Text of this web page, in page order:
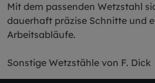
Mit dem passenden Wetzstahl
dauerhaft präzise Schnitte und
Arbeitsabläufe.
Sonstige Wetzstähle von F. Dick